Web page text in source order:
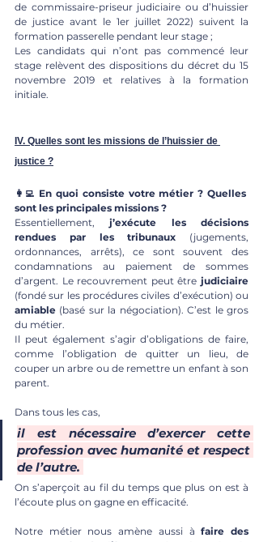
de commissaire-priseur judiciaire ou d’huissier
de justice avant le 1er juillet 2022) suivent la
formation passerelle pendant leur stage ;
Les candidats qui n’ont pas commencé leur
stage relèvent des dispositions du décret du 15
novembre 2019 et relatives à la formation
initiale.
IV. Quelles sont les missions de l’huissier de
justice ?
👩‍💻 En quoi consiste votre métier ? Quelles
sont les principales missions ?
Essentiellement, j’exécute les décisions
rendues par les tribunaux (jugements,
ordonnances, arrêts), ce sont souvent des
condamnations au paiement de sommes
d’argent. Le recouvrement peut être judiciaire
amiable (basé sur la négociation). C’est le gros
du métier.
Il peut également s’agir d’obligations de faire,
comme l’obligation de quitter un lieu, de
couper un arbre ou de remettre un enfant à son
parent.
Dans tous les cas,
il est nécessaire d’exercer cette
profession avec humanité et respect
de l’autre.
On s’aperçoit au fil du temps que plus on est à
l’écoute plus on gagne en efficacité.
Notre métier nous amène aussi à faire des